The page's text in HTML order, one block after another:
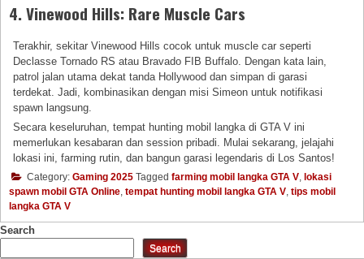
4. Vinewood Hills: Rare Muscle Cars
Terakhir, sekitar Vinewood Hills cocok untuk muscle car seperti
Declasse Tornado RS atau Bravado FIB Buffalo. Dengan kata lain,
patrol jalan utama dekat tanda Hollywood dan simpan di garasi
terdekat. Jadi, kombinasikan dengan misi Simeon untuk notifikasi
spawn langsung.
Secara keseluruhan, tempat hunting mobil langka di GTA V ini
memerlukan kesabaran dan session pribadi. Mulai sekarang, jelajahi
lokasi ini, farming rutin, dan bangun garasi legendaris di Los Santos!
Category: Gaming 2025 Tagged farming mobil langka GTA V, lokasi
spawn mobil GTA Online, tempat hunting mobil langka GTA V, tips mobil
langka GTA V
Search
Search